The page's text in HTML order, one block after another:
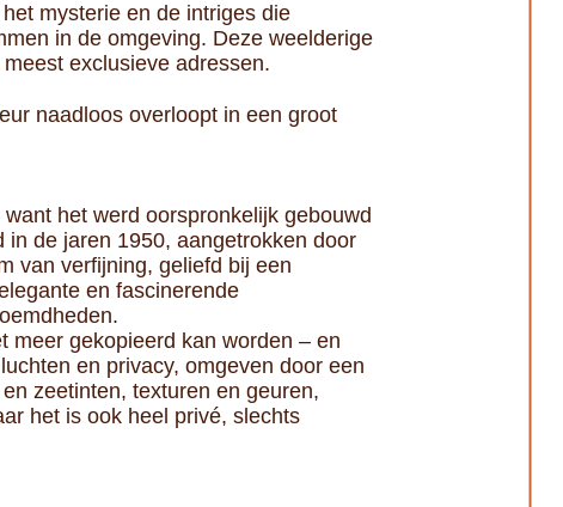
mysterie en de intriges die
in de omgeving. Deze weelderige
exclusieve adressen.
naadloos overloopt in een groot
het werd oorspronkelijk gebouwd
de jaren 1950, aangetrokken door
van verfijning, geliefd bij een
en fascinerende
meer gekopieerd kan worden – en
en privacy, omgeven door een
zeetinten, texturen en geuren,
het is ook heel privé, slechts